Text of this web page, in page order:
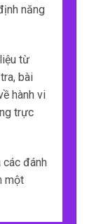
năng
từ
bài
hành vi
trực
đánh
một